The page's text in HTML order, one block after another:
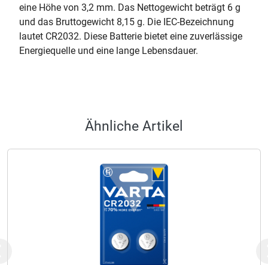
eine Höhe von 3,2 mm. Das Nettogewicht beträgt 6 g
und das Bruttogewicht 8,15 g. Die IEC-Bezeichnung
lautet CR2032. Diese Batterie bietet eine zuverlässige
Energiequelle und eine lange Lebensdauer.
Ähnliche Artikel